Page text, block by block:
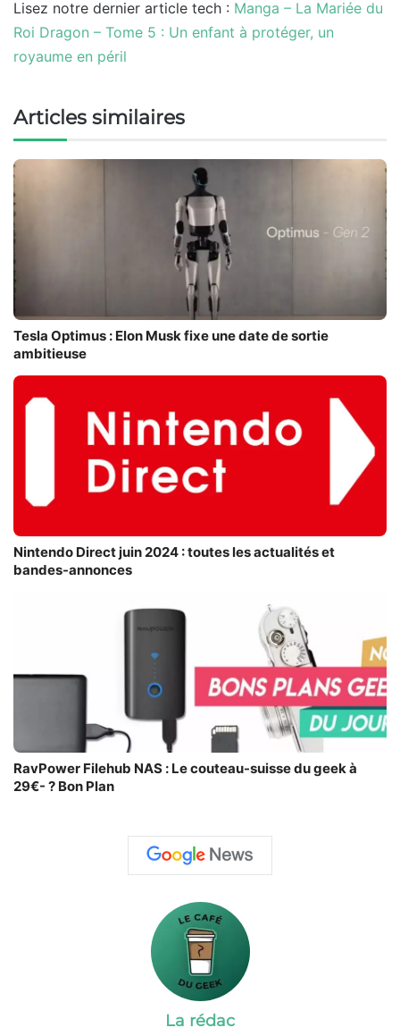
Lisez notre dernier article tech : Manga – La Mariée du
Roi Dragon – Tome 5 : Un enfant à protéger, un
royaume en péril
Articles similaires
Tesla Optimus : Elon Musk fixe une date de sortie
ambitieuse
Nintendo Direct juin 2024 : toutes les actualités et
bandes-annonces
RavPower Filehub NAS : Le couteau-suisse du geek à
29€- ? Bon Plan
La rédac